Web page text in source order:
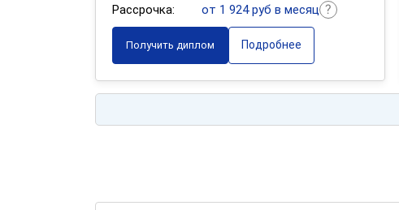
Рассрочка:
от 1 924 руб в месяц
Получить диплом Подробнее